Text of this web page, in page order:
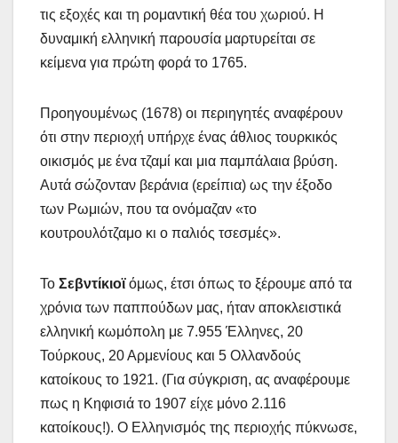
τις εξοχές και τη ρομαντική θέα του χωριού. Η
δυναμική ελληνική παρουσία μαρτυρείται σε
κείμενα για πρώτη φορά το 1765.
Προηγουμένως (1678) οι περιηγητές αναφέρουν
ότι στην περιοχή υπήρχε ένας άθλιος τουρκικός
οικισμός με ένα τζαμί και μια παμπάλαια βρύση.
Αυτά σώζονταν βεράνια (ερείπια) ως την έξοδο
των Ρωμιών, που τα ονόμαζαν «το
κουτρουλότζαμο κι ο παλιός τσεσμές».
Το Σεβντίκιοϊόμως, έτσι όπως το ξέρουμε από τα
χρόνια των παππούδων μας, ήταν αποκλειστικά
ελληνική κωμόπολη με 7.955 Έλληνες, 20
Τούρκους, 20 Αρμενίους και 5 Ολλανδούς
κατοίκους το 1921. (Για σύγκριση, ας αναφέρουμε
πως η Κηφισιά το 1907 είχε μόνο 2.116
κατοίκους!). Ο Ελληνισμός της περιοχής πύκνωσε,